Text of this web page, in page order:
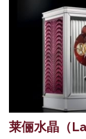
莱俪水晶（